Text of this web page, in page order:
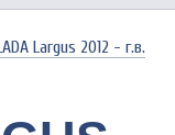
Largus 2012 - г.в.